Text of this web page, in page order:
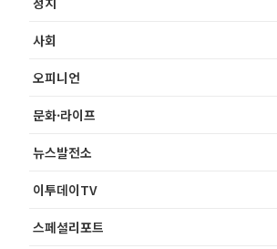
사회
오피니언
문화·라이프
뉴스발전소
이투데이TV
스페셜리포트